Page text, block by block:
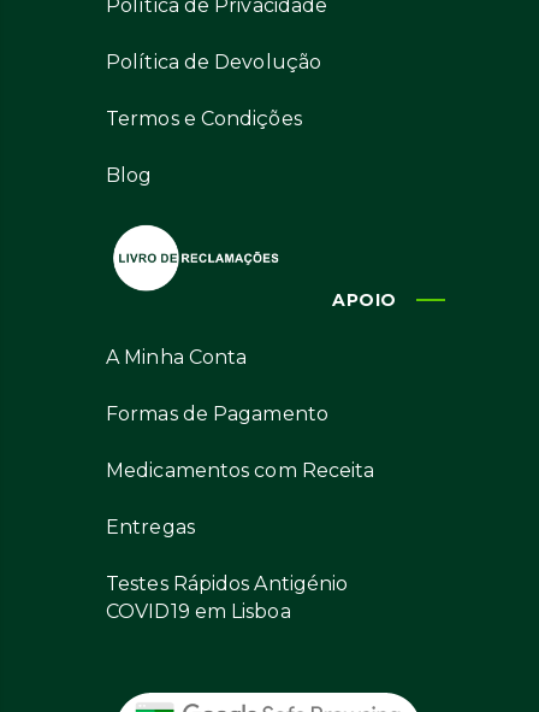
Política de Privacidade
Política de Devolução
Termos e Condições
Blog
APOIO
A Minha Conta
Formas de Pagamento
Medicamentos com Receita
Entregas
Testes Rápidos Antigénio
COVID19 em Lisboa